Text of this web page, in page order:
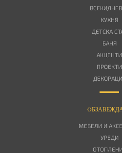
КУХНЯ
ДЕТСКА
БАНЯ
АКЦЕНТИ
ПРОЕКТИ
МЕБЕЛИ И
УРЕДИ